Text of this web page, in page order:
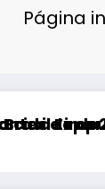
Página